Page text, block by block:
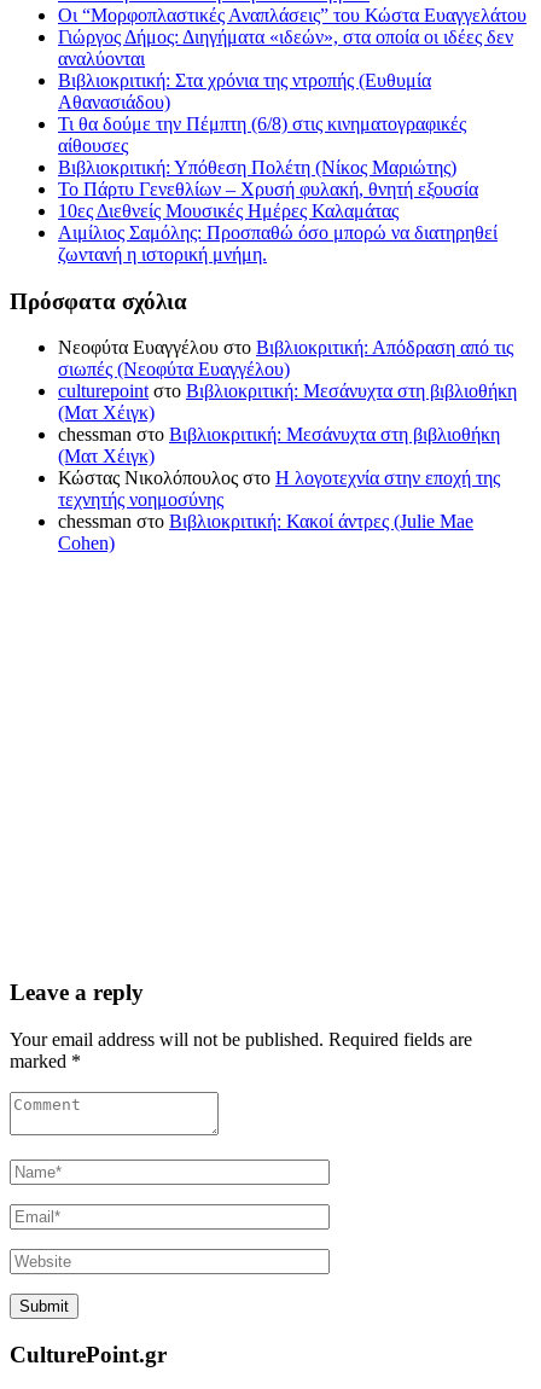
Οι “Μορφοπλαστικές Αναπλάσεις” του Κώστα Ευαγγελάτου
Γιώργος Δήμος: Διηγήματα «ιδεών», στα οποία οι ιδέες δεν
αναλύονται
Βιβλιοκριτική: Στα χρόνια της ντροπής (Ευθυμία
Αθανασιάδου)
Τι θα δούμε την Πέμπτη (6/8) στις κινηματογραφικές
αίθουσες
Βιβλιοκριτική: Υπόθεση Πολέτη (Νίκος Μαριώτης)
Το Πάρτυ Γενεθλίων – Χρυσή φυλακή, θνητή εξουσία
10ες Διεθνείς Μουσικές Ημέρες Καλαμάτας
Αιμίλιος Σαμόλης: Προσπαθώ όσο μπορώ να διατηρηθεί
ζωντανή η ιστορική μνήμη.
Πρόσφατα σχόλια
Νεοφύτα Ευαγγέλου στο Βιβλιοκριτική: Απόδραση από τις
σιωπές (Νεοφύτα Ευαγγέλου)
culturepointστο Βιβλιοκριτική: Μεσάνυχτα στη βιβλιοθήκη
(Ματ Χέιγκ)
chessman στο Βιβλιοκριτική: Μεσάνυχτα στη βιβλιοθήκη
(Ματ Χέιγκ)
Κώστας Νικολόπουλος στο Η λογοτεχνία στην εποχή της
τεχνητής νοημοσύνης
chessman στο Βιβλιοκριτική: Κακοί άντρες (Julie Mae
Cohen)
Leave a reply
Your email address will not be published. Required fields are
marked *
CulturePoint.gr